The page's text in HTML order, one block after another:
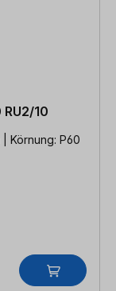
10
Körnung: P60